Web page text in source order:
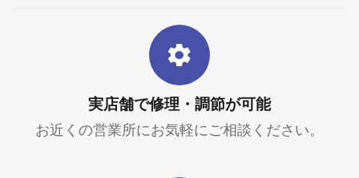
実店舗で修理・調節が可能
お近くの営業所にお気軽にご相談ください。